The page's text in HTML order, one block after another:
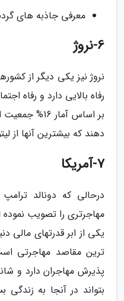
معرفی جاذبه های
6-نروژ
نروژ نیز یکی دیگر از
رفاه بالایی دارد و رفاه
بر اساس آمار
دهند که بیشترین آنها از
7-آمریکا
درحالی که دونالد
مهاجرتری را تصویب نموده
یکی از ابر قدرتهای مالی
ترین مقاصد مهاجرتی
پذیرش مهاجران دارد و
بتواند در آنجا به